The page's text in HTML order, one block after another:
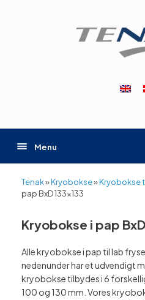
Menu
Tenak»Kryobokse»Kryobokse
pap BxD 133×133
Kryobokse i pap
Alle kryobokse i pap til lab
nedenunder har et udvendigt
kryobokse tilbydes i 6
100 og 130 mm. Vores